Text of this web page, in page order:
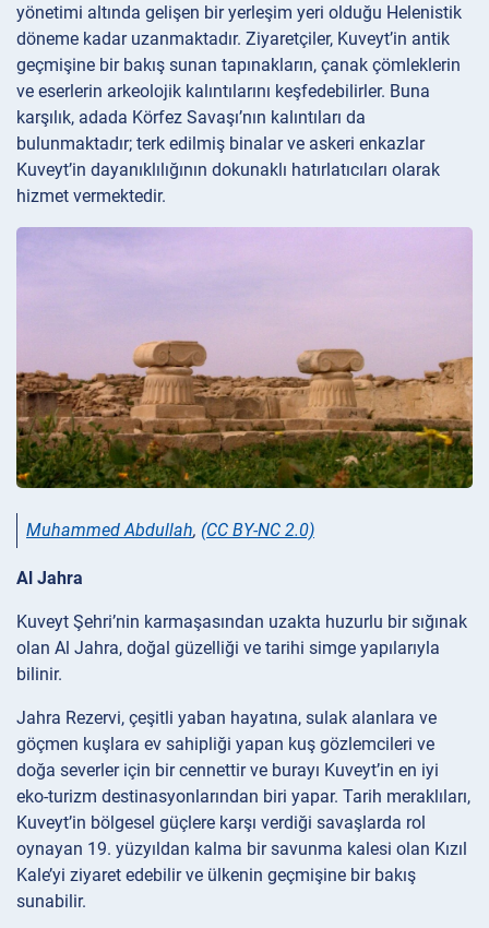
yönetimi altında gelişen bir yerleşim yeri olduğu Helenistik
döneme kadar uzanmaktadır. Ziyaretçiler, Kuveyt’in antik
geçmişine bir bakış sunan tapınakların, çanak çömleklerin
ve eserlerin arkeolojik kalıntılarını keşfedebilirler. Buna
karşılık, adada Körfez Savaşı’nın kalıntıları da
bulunmaktadır; terk edilmiş binalar ve askeri enkazlar
Kuveyt’in dayanıklılığının dokunaklı hatırlatıcıları olarak
hizmet vermektedir.
Muhammed Abdullah, (CC BY-NC 2.0)
Al Jahra
Kuveyt Şehri’nin karmaşasından uzakta huzurlu bir sığınak
olan Al Jahra, doğal güzelliği ve tarihi simge yapılarıyla
bilinir.
Jahra Rezervi, çeşitli yaban hayatına, sulak alanlara ve
göçmen kuşlara ev sahipliği yapan kuş gözlemcileri ve
doğa severler için bir cennettir ve burayı Kuveyt’in en iyi
eko-turizm destinasyonlarından biri yapar. Tarih meraklıları,
Kuveyt’in bölgesel güçlere karşı verdiği savaşlarda rol
oynayan 19. yüzyıldan kalma bir savunma kalesi olan Kızıl
Kale’yi ziyaret edebilir ve ülkenin geçmişine bir bakış
sunabilir.